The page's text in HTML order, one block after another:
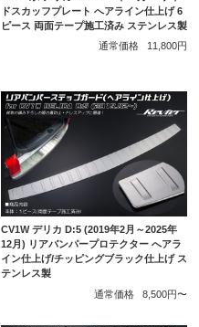
ドスカッフプレート へアライン仕上げ 6
ピース 両面テープ施工済み ステンレス製
通常価格
11,800円
CV1W デリカ D:5 (2019年2月～2025年
12月) リアバンパープロテクター へアラ
イン仕上げ/チッピングブラック仕上げ ス
テンレス製
通常価格
8,500円〜